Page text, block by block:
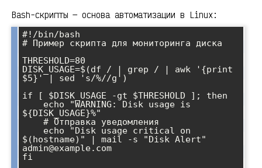
Bash-скрипты — основа автоматизации в Linux:
#!/bin/bash
# Пример скрипта для мониторинга диска
THRESHOLD=80
DISK_USAGE=$(df / | grep / | awk '{print
$5}' | sed 's/%//g')
if [ $DISK_USAGE -gt $THRESHOLD ]; then
${DISK_USAGE}%"
$(hostname)" | mail -s "Disk Alert"
admin@example.com
fi